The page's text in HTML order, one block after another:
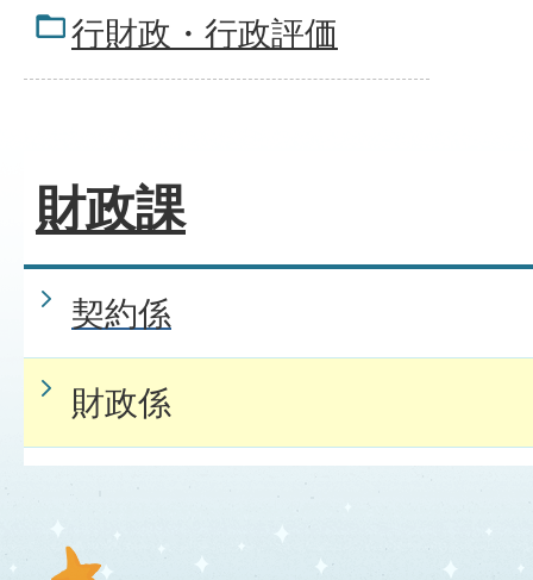
行財政・行政評価
財政課
契約係
財政係